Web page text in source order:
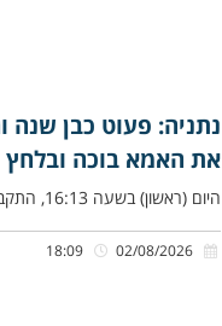
נתניה: פעוט כבן שנה
את האמא בוכה ובלחץ
היום (ראשון) בשעה 16:13, התקבלה קריאה במוקד ידידים אודות פעוט כבן שנה וחצי שננעל ברכב בשגגה לעיני אמו, ברחוב דרך